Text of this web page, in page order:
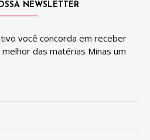
NEWSLETTER
você concorda em receber
das matérias Minas um